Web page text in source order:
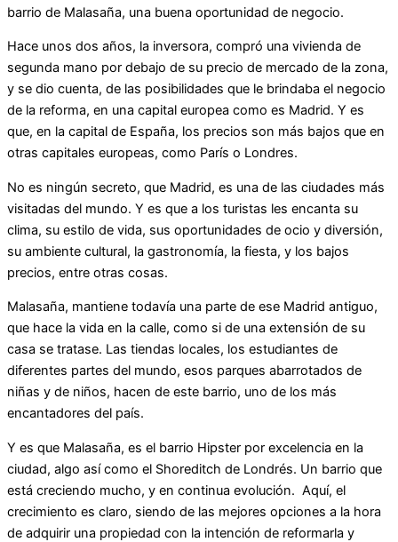
barrio de Malasaña, una buena oportunidad de negocio.
Hace unos dos años, la inversora, compró una vivienda de
segunda mano por debajo de su precio de mercado de la zona,
y se dio cuenta, de las posibilidades que le brindaba el negocio
de la reforma, en una capital europea como es Madrid. Y es
que, en la capital de España, los precios son más bajos que en
otras capitales europeas, como París o Londres.
No es ningún secreto, que Madrid, es una de las ciudades más
visitadas del mundo. Y es que a los turistas les encanta su
clima, su estilo de vida, sus oportunidades de ocio y diversión,
su ambiente cultural, la gastronomía, la fiesta, y los bajos
precios, entre otras cosas.
Malasaña, mantiene todavía una parte de ese Madrid antiguo,
que hace la vida en la calle, como si de una extensión de su
casa se tratase. Las tiendas locales, los estudiantes de
diferentes partes del mundo, esos parques abarrotados de
niñas y de niños, hacen de este barrio, uno de los más
encantadores del país.
Y es que Malasaña, es el barrio Hipster por excelencia en la
ciudad, algo así como el Shoreditch de Londrés. Un barrio que
está creciendo mucho, y en continua evolución. Aquí, el
crecimiento es claro, siendo de las mejores opciones a la hora
de adquirir una propiedad con la intención de reformarla y